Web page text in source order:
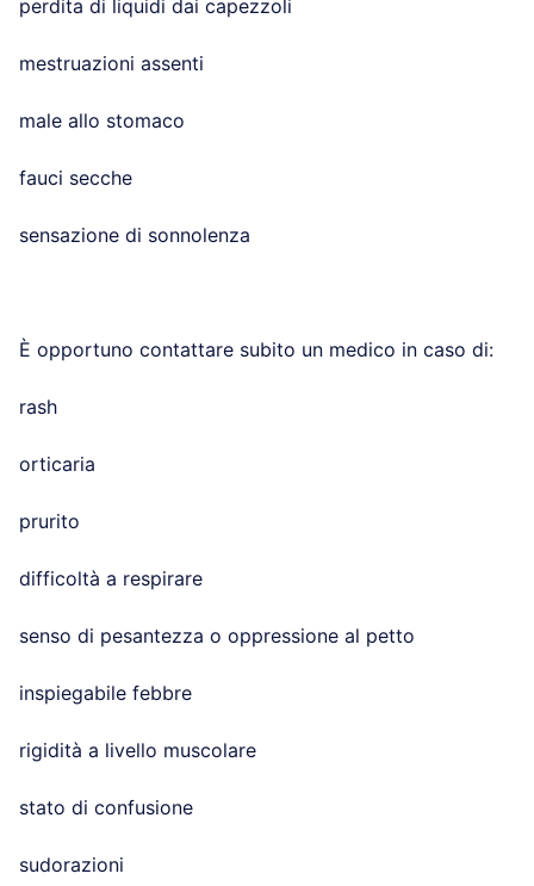
perdita di liquidi dai capezzoli
mestruazioni assenti
male allo stomaco
fauci secche
sensazione di sonnolenza
È opportuno contattare subito un medico in caso di:
rash
orticaria
prurito
difficoltà a respirare
senso di pesantezza o oppressione al petto
inspiegabile febbre
rigidità a livello muscolare
stato di confusione
sudorazioni